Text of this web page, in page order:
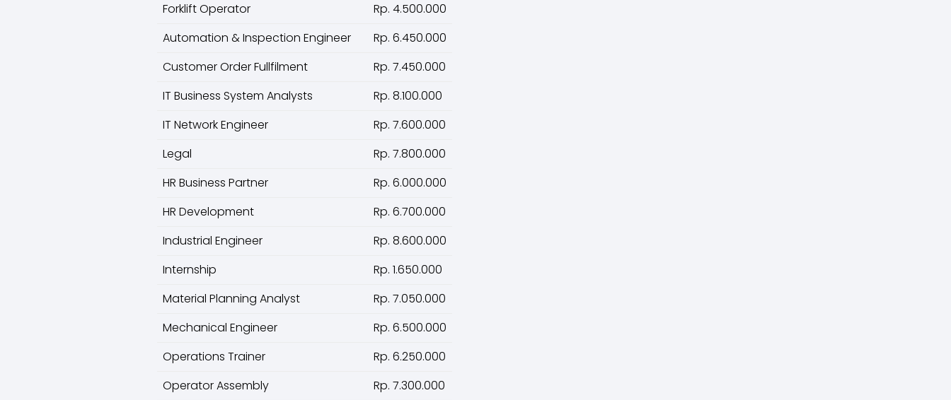
Forklift Operator
Rp. 4.500.000
Automation & Inspection Engineer
Rp. 6.450.000
Customer Order Fullfilment
Rp. 7.450.000
IT Business System Analysts
Rp. 8.100.000
IT Network Engineer
Rp. 7.600.000
Legal
Rp. 7.800.000
HR Business Partner
Rp. 6.000.000
HR Development
Rp. 6.700.000
Industrial Engineer
Rp. 8.600.000
Internship
Rp. 1.650.000
Material Planning Analyst
Rp. 7.050.000
Mechanical Engineer
Rp. 6.500.000
Operations Trainer
Rp. 6.250.000
Operator Assembly
Rp. 7.300.000